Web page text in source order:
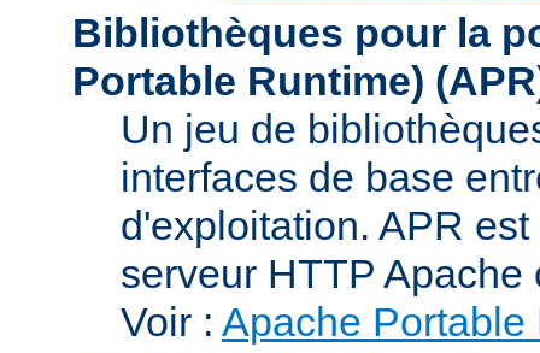
Bibliothèques pour la
Portable Runtime)
Un jeu de
interfaces de base
d'exploitation. APR
serveur HTTP
Voir : Apache